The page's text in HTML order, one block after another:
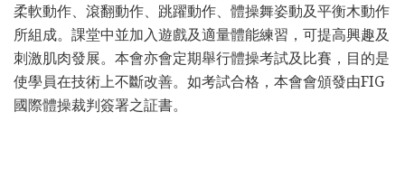
柔軟動作、滾翻動作、跳躍動作、體操舞姿動及平衡木動作
所組成。課堂中並加入遊戲及適量體能練習，可提高興趣及
刺激肌肉發展。本會亦會定期舉行體操考試及比賽，目的是
使學員在技術上不斷改善。如考試合格，本會會頒發由FIG
國際體操裁判簽署之証書。